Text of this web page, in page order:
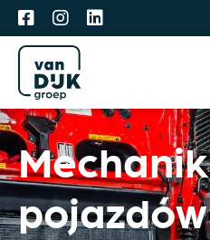
Przejdź
do
treści
Oferty pracy
Meet & Match
Dla Ciebie
Mechanik
pojazdów